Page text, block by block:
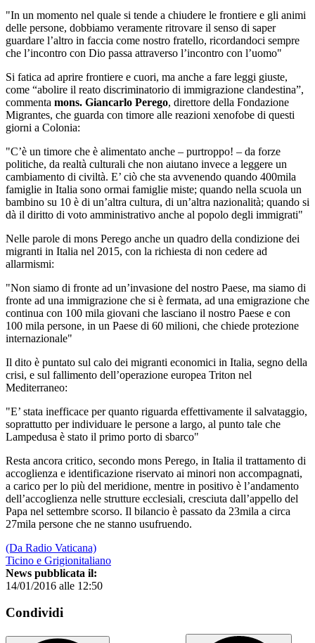
"In un momento nel quale si tende a chiudere le frontiere e gli animi
delle persone, dobbiamo veramente ritrovare il senso di saper
guardare l’altro in faccia come nostro fratello, ricordandoci sempre
che l’incontro con Dio passa attraverso l’incontro con l’uomo"
Si fatica ad aprire frontiere e cuori, ma anche a fare leggi giuste,
come “abolire il reato discriminatorio di immigrazione clandestina”,
commenta mons. Giancarlo Perego, direttore della Fondazione
Migrantes, che guarda con timore alle reazioni xenofobe di questi
giorni a Colonia:
"C’è un timore che è alimentato anche – purtroppo! – da forze
politiche, da realtà culturali che non aiutano invece a leggere un
cambiamento di civiltà. E’ ciò che sta avvenendo quando 400mila
famiglie in Italia sono ormai famiglie miste; quando nella scuola un
bambino su 10 è di un’altra cultura, di un’altra nazionalità; quando si
dà il diritto di voto amministrativo anche al popolo degli immigrati"
Nelle parole di mons Perego anche un quadro della condizione dei
migranti in Italia nel 2015, con la richiesta di non cedere ad
allarmismi:
"Non siamo di fronte ad un’invasione del nostro Paese, ma siamo di
fronte ad una immigrazione che si è fermata, ad una emigrazione che
continua con 100 mila giovani che lasciano il nostro Paese e con
100 mila persone, in un Paese di 60 milioni, che chiede protezione
internazionale"
Il dito è puntato sul calo dei migranti economici in Italia, segno della
crisi, e sul fallimento dell’operazione europea Triton nel
Mediterraneo:
"E’ stata inefficace per quanto riguarda effettivamente il salvataggio,
soprattutto per individuare le persone a largo, al punto tale che
Lampedusa è stato il primo porto di sbarco"
Resta ancora critico, secondo mons Perego, in Italia il trattamento di
accoglienza e identificazione riservato ai minori non accompagnati,
a carico per lo più del meridione, mentre in positivo è l’andamento
dell’accoglienza nelle strutture ecclesiali, cresciuta dall’appello del
Papa nel settembre scorso. Il bilancio è passato da 23mila a circa
27mila persone che ne stanno usufruendo.
(Da Radio Vaticana)
Ticino e Grigionitaliano
News pubblicata il:
14/01/2016 alle 12:50
Condividi